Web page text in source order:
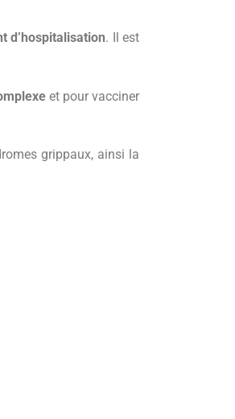
d’hospitalisation. Il est
et pour vacciner
grippaux, ainsi la